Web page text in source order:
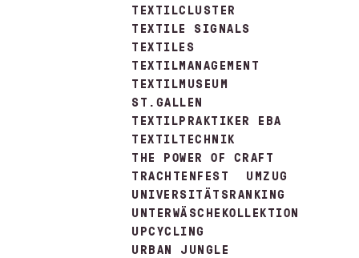
TEXTILCLUSTER
TEXTILE SIGNALS
TEXTILES
TEXTILMANAGEMENT
TEXTILMUSEUM
ST.GALLEN
TEXTILPRAKTIKER EBA
TEXTILTECHNIK
THE POWER OF CRAFT
TRACHTENFEST
UMZUG
UNIVERSITÄTSRANKING
UNTERWÄSCHEKOLLEKTION
UPCYCLING
URBAN JUNGLE